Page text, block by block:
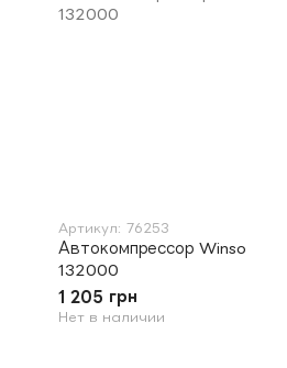
Артикул: 76253
Автокомпрессор Winso
132000
1 205 грн
Нет в наличии